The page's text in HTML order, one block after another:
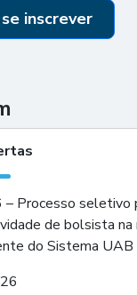
inscrever
Processo seletivo
de bolsista
do Sistema UAB